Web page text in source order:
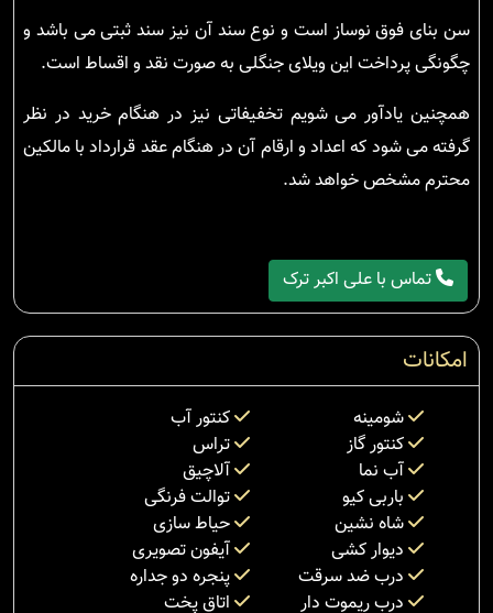
سن بنای فوق نوساز است و نوع سند آن نیز سند ثبتی می باشد و
چگونگی پرداخت این ویلای جنگلی به صورت نقد و اقساط است.
همچنین یادآور می شویم تخفیفاتی نیز در هنگام خرید در نظر
گرفته می شود که اعداد و ارقام آن در هنگام عقد قرارداد با مالکین
محترم مشخص خواهد شد.
تماس با علی اکبر ترک
امکانات
شومینه
کنتور آب
کنتور گاز
تراس
آب نما
آلاچیق
باربی کیو
توالت فرنگی
شاه نشین
حیاط سازی
دیوار کشی
آیفون تصویری
درب ضد سرقت
پنجره دو جداره
درب ریموت دار
اتاق پخت